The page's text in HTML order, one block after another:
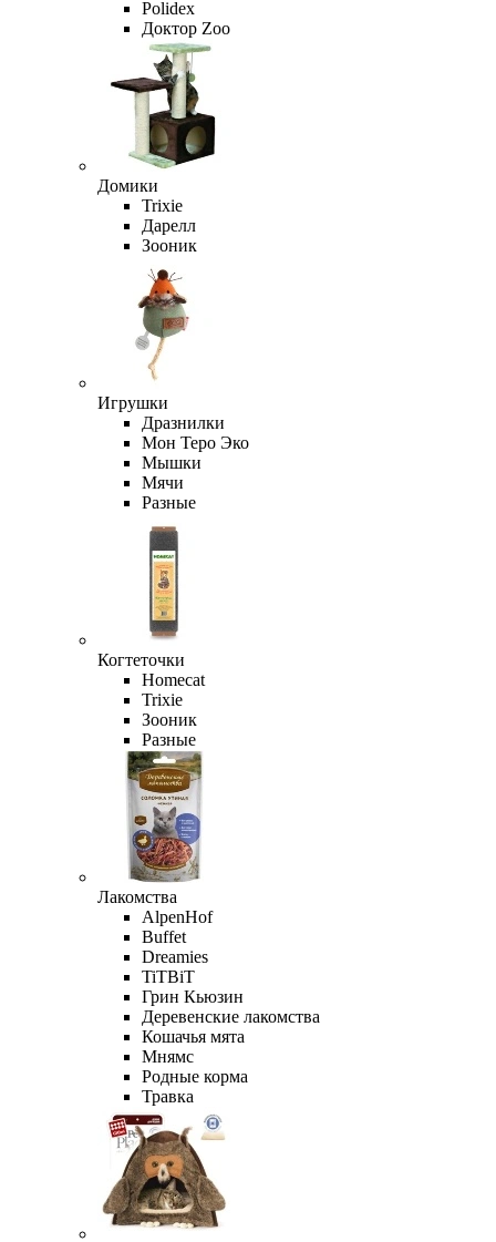
Polidex
Доктор Zoo
Домики
Trixie
Дарелл
Зооник
Игрушки
Дразнилки
Мон Теро Эко
Мышки
Мячи
Разные
Когтеточки
Homecat
Trixie
Зооник
Разные
Лакомства
AlpenHof
Buffet
Dreamies
TiTBiT
Грин Кьюзин
Деревенские лакомства
Кошачья мята
Мнямс
Родные корма
Травка